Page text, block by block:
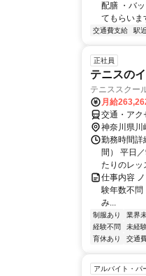
配膳 ・バ
てもらいま
交通費支給 駅
正社員
テニスの
テニススクー
月給
交通・アク
神奈川県川
勤務時間詳
間） 平日
たりのレッ
仕事内容
験年数不問
み...
制服あり 業界
経験不問
未経
育休あり
交通
アルバイト・パ